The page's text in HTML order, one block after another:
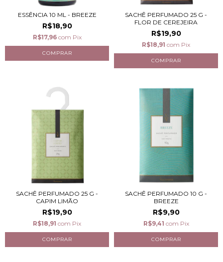
ESSÊNCIA 10 ML - BREEZE
R$18,90
R$17,96 com Pix
SACHÊ PERFUMADO 25 G -
FLOR DE CEREJEIRA
R$19,90
R$18,91 com Pix
SACHÊ PERFUMADO 25 G -
CAPIM LIMÃO
R$19,90
R$18,91 com Pix
SACHÊ PERFUMADO 10 G -
BREEZE
R$9,90
R$9,41 com Pix